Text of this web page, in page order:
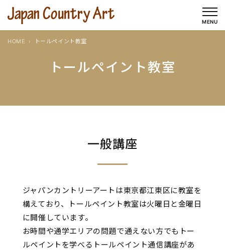
を
MENU
トールペイント教室
HOME トールペイント教室
一般講座
ジャパンカントリーアートは東京都江東区に教室を
構えており、トールペイント教室は火曜日と金曜日
に開催しています。
お時間や通学エリアの問題で通えない方でもトー
ルペイントを学べるトールペイント通信講座があ